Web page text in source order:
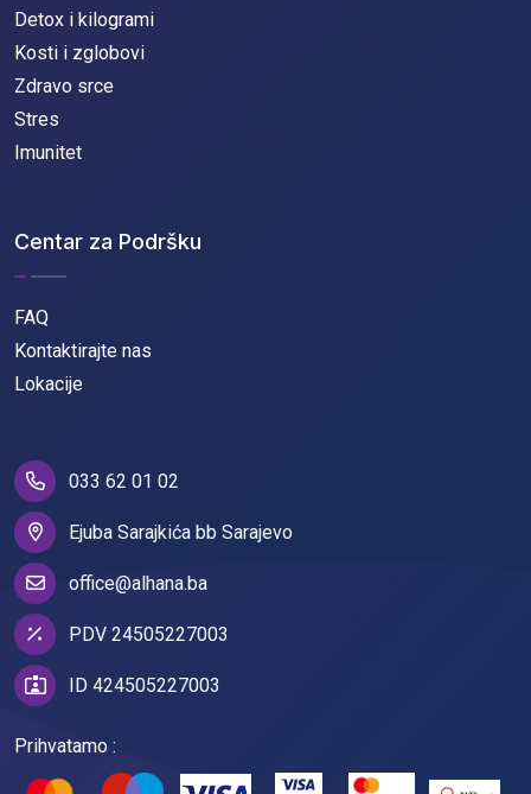
Detox i kilogrami
Kosti i zglobovi
Zdravo srce
Stres
Imunitet
Centar za Podršku
FAQ
Kontaktirajte nas
Lokacije
033 62 01 02
Ejuba Sarajkića bb Sarajevo
office@alhana.ba
PDV 24505227003
ID 424505227003
Prihvatamo :